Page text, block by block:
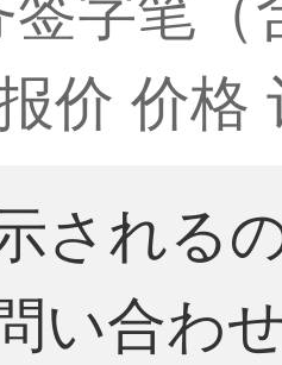
价 价格
される
い合わ